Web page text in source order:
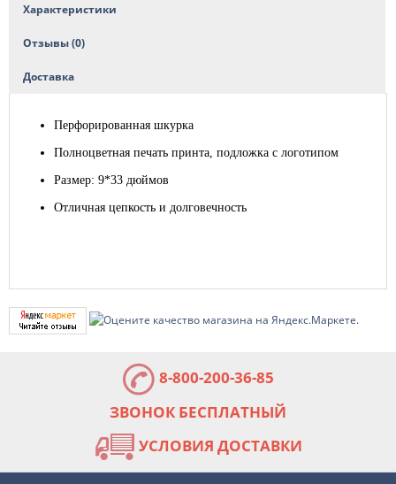
Характеристики
Отзывы (0)
Доставка
Перфорированная шкурка
Полноцветная печать принта, подложка с логотипом
Размер: 9*33 дюймов
Отличная цепкость и долговечность
8-800-200-36-85
ЗВОНОК БЕСПЛАТНЫЙ
УСЛОВИЯ ДОСТАВКИ